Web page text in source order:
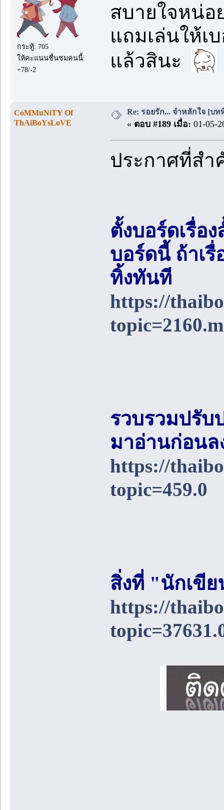
กระทู้: 705
ให้คะแนนชื่นชมคนนี้:
+78/-2
สบายใจหน่อ
แถมเล่นให้เ
แล้วสินะ
CoMMuNiTY Of
ThAiBoYsLoVE
Re: รอยรัก... จำหลักใจ [บท
« ตอบ #189 เมื่อ: 01-05-
ประกาศที่ส
ตั้งบอร์ดเรื่อ
บอร์ดนี้ ถ้าเ
ทิ้งทันที
https://
รวบรวมปรับ
มาอ่านก่อน
https://
topic=459.0
สิ่งที่ "นักเขี
https://